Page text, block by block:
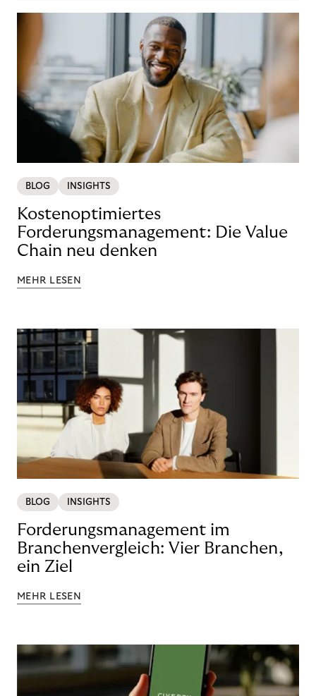
BLOG INSIGHTS
Kostenoptimiertes
Forderungsmanagement: Die Value
Chain neu denken
MEHR LESEN
BLOG INSIGHTS
Forderungsmanagement im
Branchenvergleich: Vier Branchen,
ein Ziel
MEHR LESEN